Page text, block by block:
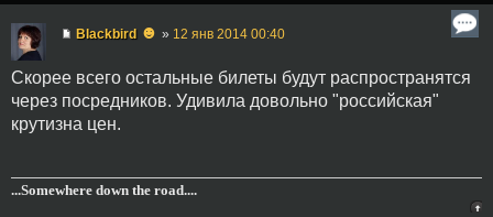
Blackbird ☻ » 12 янв 2014 00:40
Скорее всего остальные билеты будут распространятся
через посредников. Удивила довольно "российская"
крутизна цен.
...Somewhere down the road....